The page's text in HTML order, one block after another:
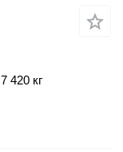
7 420 кг